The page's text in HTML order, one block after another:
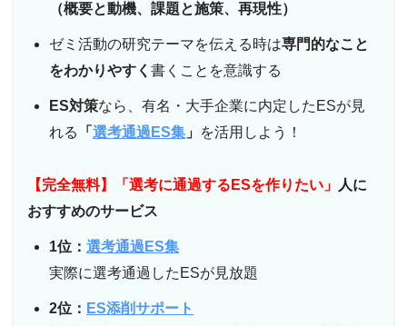
（概要と動機、課題と施策、再現性）
ゼミ活動の研究テーマを伝える時は専門的なこと
をわかりやすく 書くことを意識する
ES対策なら、有名・大手企業に内定したESが見
れる
「 選考通過ES集 」 を活用しよう！
【完全無料】「選考に通過するESを作りたい」
人に
おすすめのサービス
1位： 選考通過ES集
実際に選考通過したESが見放題
2位： ES添削サポート